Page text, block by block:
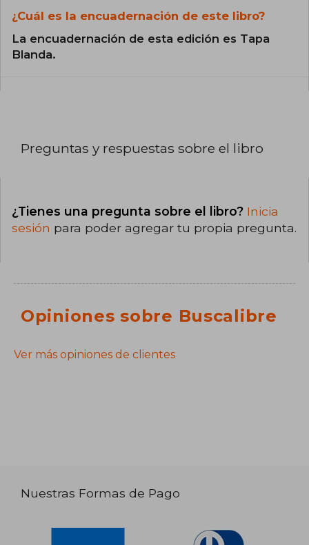
¿Cuál es la encuadernación de este libro?
La encuadernación de esta edición es Tapa
Blanda.
Preguntas y respuestas sobre el libro
¿Tienes una pregunta sobre el libro? Inicia
sesión para poder agregar tu propia pregunta.
Opiniones sobre Buscalibre
Ver más opiniones de clientes
Nuestras Formas de Pago